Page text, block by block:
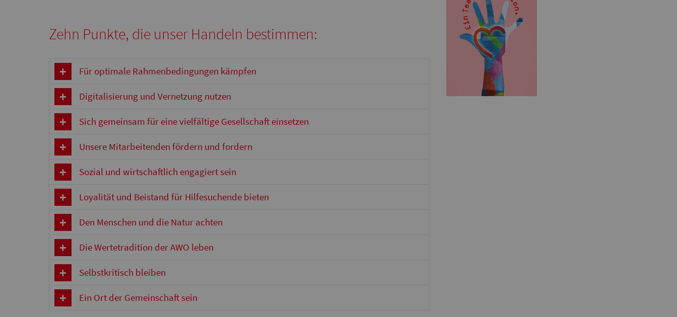
Zehn Punkte, die unser Handeln bestimmen:
Für optimale Rahmenbedingungen kämpfen
Digitalisierung und Vernetzung nutzen
Sich gemeinsam für eine vielfältige Gesellschaft einsetzen
Unsere Mitarbeitenden fördern und fordern
Sozial und wirtschaftlich engagiert sein
Loyalität und Beistand für Hilfesuchende bieten
Den Menschen und die Natur achten
Die Wertetradition der AWO leben
Selbstkritisch bleiben
Ein Ort der Gemeinschaft sein